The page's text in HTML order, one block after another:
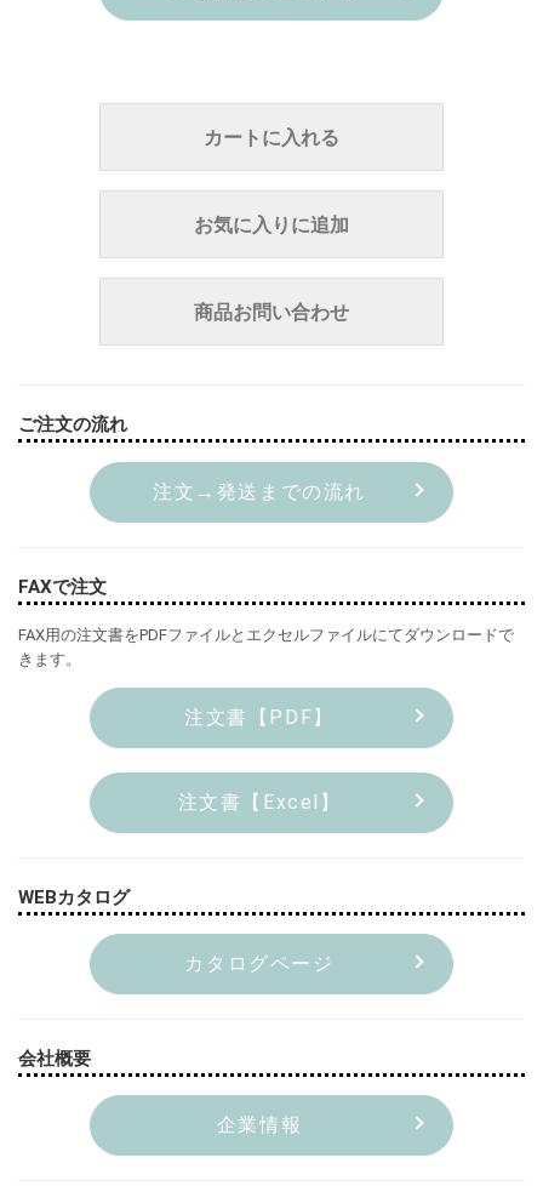
カートに入れる
お気に入りに追加
商品お問い合わせ
ご注文の流れ
注文→発送までの流れ
FAXで注文
FAX用の注文書をPDFファイルとエクセルファイルにてダウンロードで
きます。
注文書【PDF】
注文書【Excel】
WEBカタログ
カタログページ
会社概要
企業情報